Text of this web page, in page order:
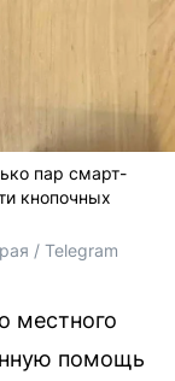
пар смарт-
кнопочных
/ Telegram
местного
помощь